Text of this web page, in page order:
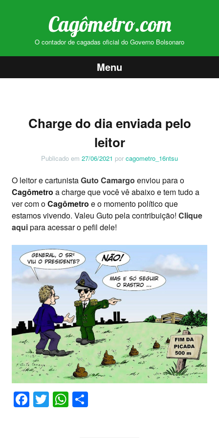
Cagômetro.com
O contador de cagadas oficial do Governo Bolsonaro
Menu
conteúdoCharge do dia enviada pelo
leitor
Publicado em 27/06/2021 por cagometro_16ntsu
O leitor e cartunistaGuto Camargo enviou para o
Cagômetro a charge que você vê abaixo e tem tudo a
ver com oCagômetro e o momento político que
estamos vivendo. Valeu Guto pela contribuição! Clique
aquipara acessar o pefil dele!
Facebook
TwitterWhatsApp